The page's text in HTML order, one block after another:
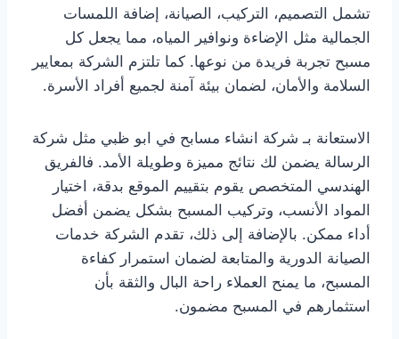
تشمل التصميم، التركيب، الصيانة، إضافة اللمسات
الجمالية مثل الإضاءة ونوافير المياه، مما يجعل كل
مسبح تجربة فريدة من نوعها. كما تلتزم الشركة بمعايير
السلامة والأمان، لضمان بيئة آمنة لجميع أفراد الأسرة.
الاستعانة بـ شركة انشاء مسابح في ابو ظبي مثل شركة
الرسالة يضمن لك نتائج مميزة وطويلة الأمد. فالفريق
الهندسي المتخصص يقوم بتقييم الموقع بدقة، اختيار
المواد الأنسب، وتركيب المسبح بشكل يضمن أفضل
أداء ممكن. بالإضافة إلى ذلك، تقدم الشركة خدمات
الصيانة الدورية والمتابعة لضمان استمرار كفاءة
المسبح، ما يمنح العملاء راحة البال والثقة بأن
استثمارهم في المسبح مضمون.